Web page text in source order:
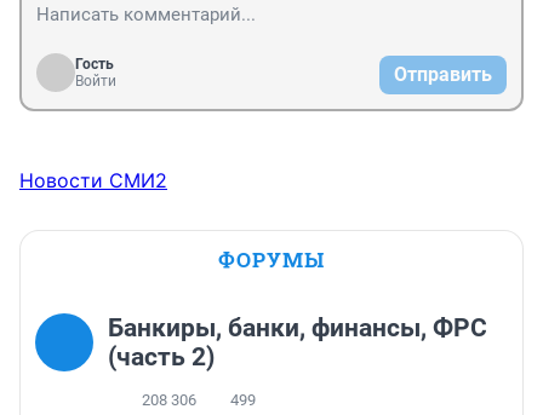
Гость
Войти
Отправить
Новости СМИ2
ФОРУМЫ
Банкиры, банки, финансы, ФРС
(часть 2)
208 306 499